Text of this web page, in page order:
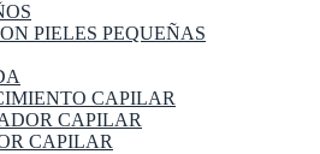
PIELES PEQUEÑAS
CAPILAR
CAPILAR
CAPILAR